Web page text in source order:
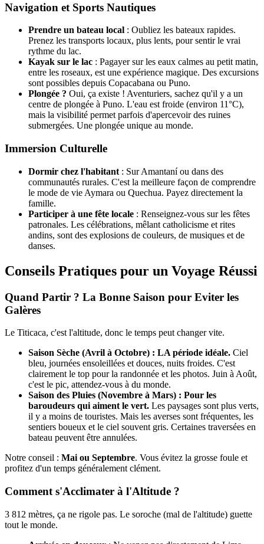
Navigation et Sports Nautiques
Prendre un bateau local : Oubliez les bateaux rapides.
Prenez les transports locaux, plus lents, pour sentir le vrai
rythme du lac.
Kayak sur le lac : Pagayer sur les eaux calmes au petit matin,
entre les roseaux, est une expérience magique. Des excursions
sont possibles depuis Copacabana ou Puno.
Plongée ? Oui, ça existe ! Aventuriers, sachez qu'il y a un
centre de plongée à Puno. L'eau est froide (environ 11°C),
mais la visibilité permet parfois d'apercevoir des ruines
submergées. Une plongée unique au monde.
Immersion Culturelle
Dormir chez l'habitant : Sur Amantaní ou dans des
communautés rurales. C'est la meilleure façon de comprendre
le mode de vie Aymara ou Quechua. Payez directement la
famille.
Participer à une fête locale : Renseignez-vous sur les fêtes
patronales. Les célébrations, mêlant catholicisme et rites
andins, sont des explosions de couleurs, de musiques et de
danses.
Conseils Pratiques pour un Voyage Réussi
Quand Partir ? La Bonne Saison pour Eviter les
Galères
Le Titicaca, c'est l'altitude, donc le temps peut changer vite.
Saison Sèche (Avril à Octobre) : LA période idéale. Ciel
bleu, journées ensoleillées et douces, nuits froides. C'est
clairement le top pour la randonnée et les photos. Juin à Août,
c'est le pic, attendez-vous à du monde.
Saison des Pluies (Novembre à Mars) : Pour les
baroudeurs qui aiment le vert. Les paysages sont plus verts,
il y a moins de touristes. Mais les averses sont fréquentes, les
sentiers boueux et le ciel souvent gris. Certaines traversées en
bateau peuvent être annulées.
Notre conseil : Mai ou Septembre. Vous évitez la grosse foule et
profitez d'un temps généralement clément.
Comment s'Acclimater à l'Altitude ?
3 812 mètres, ça ne rigole pas. Le soroche (mal de l'altitude) guette
tout le monde.